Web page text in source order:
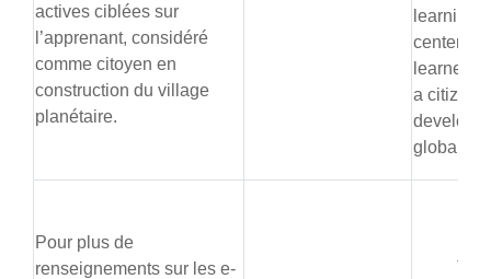
actives ciblées sur
l’apprenant, considéré
comme citoyen en
construction du village
planétaire.
learning
centered
learner,
a citizen
global
Pour plus de
renseignements sur les e-
the